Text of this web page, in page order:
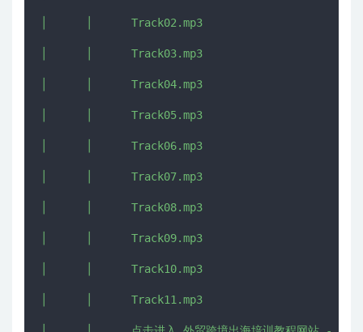
│      │      Track02.mp3
│      │      Track03.mp3
│      │      Track04.mp3
│      │      Track05.mp3
│      │      Track06.mp3
│      │      Track07.mp3
│      │      Track08.mp3
│      │      Track09.mp3
│      │      Track10.mp3
│      │      Track11.mp3